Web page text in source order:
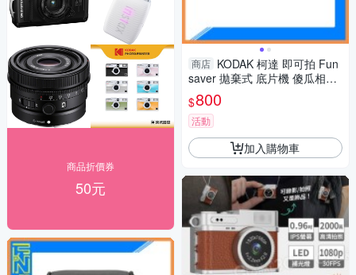
商品折價券
50元
商店 KODAK 柯達 即可拍 Fun
saver 拋棄式 底片機 傻瓜相機
相機 27張
$800
活動
加入購物車